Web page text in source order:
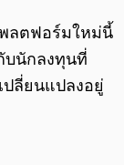
ลตฟอร์มใหม่นี้
บนักลงทุนที่
ปลี่ยนแปลงอยู่